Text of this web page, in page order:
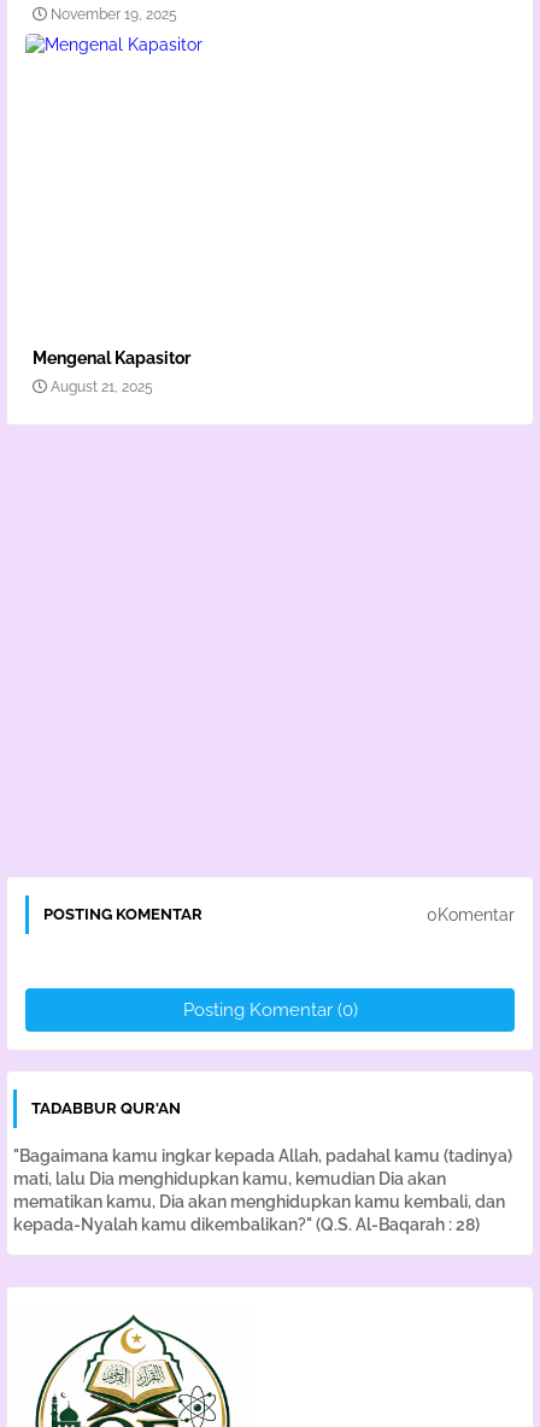
November 19, 2025
Mengenal Kapasitor
August 21, 2025
POSTING KOMENTAR 0Komentar
Posting Komentar (0)
TADABBUR QUR'AN
"Bagaimana kamu ingkar kepada Allah, padahal kamu (tadinya)
mati, lalu Dia menghidupkan kamu, kemudian Dia akan
mematikan kamu, Dia akan menghidupkan kamu kembali, dan
kepada-Nyalah kamu dikembalikan?" (Q.S. Al-Baqarah : 28)